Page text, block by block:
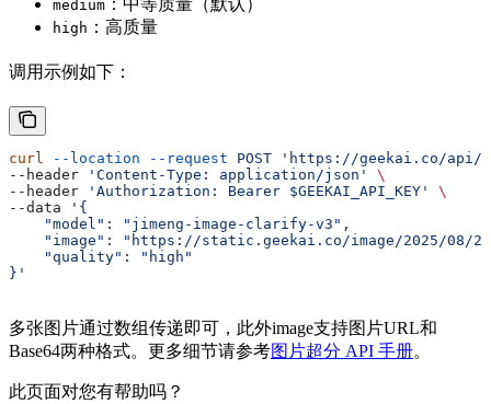
medium
high ：高质量
调用示例如下：
curl --location --request POST 'https://geekai.co/api/
--header
'Content-Type: application/json'
\
--header
'Authorization: Bearer $GEEKAI_API_KEY'
\
--data
'{
    "model": "jimeng-image-clarify-v3",
"image": "https://static.geekai.co/image/2025/08/
    "quality": "high"
}'
多张图片通过数组传递即可，此外image支持图片URL和
Base64两种格式。更多细节请参考图片超分 API 手册。
此页面对您有帮助吗？